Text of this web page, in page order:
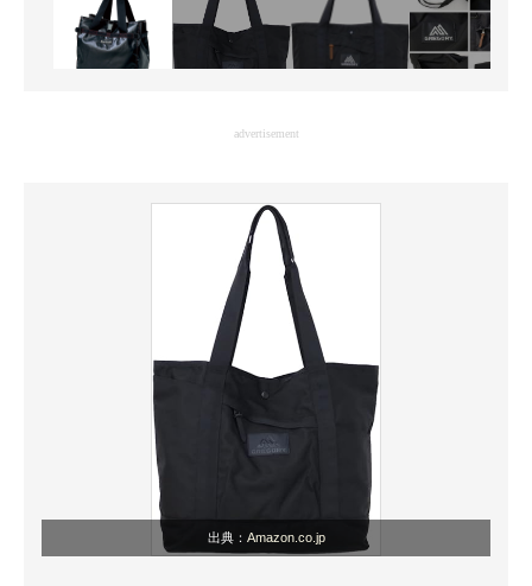
ITエンジニア向け専門サイト
製造業のIT導入・活用を支援
モノづくり技術者専門サイト
エレクトロニクス専門サイト
電子設計の基本と応用
エネルギーの専門メディア
建設×テクノロジーの最前線
ちょっと気になるネットの話題
advertisement
出典： Amazon.co.jp